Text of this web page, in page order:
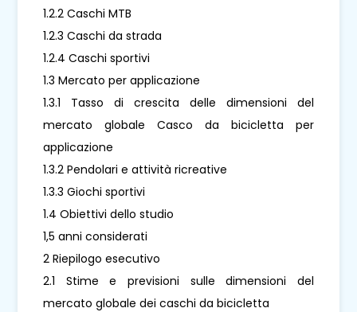
1.2.2 Caschi MTB
1.2.3 Caschi da strada
1.2.4 Caschi sportivi
1.3 Mercato per applicazione
1.3.1 Tasso di crescita delle dimensioni del
mercato globale Casco da bicicletta per
applicazione
1.3.2 Pendolari e attività ricreative
1.3.3 Giochi sportivi
1.4 Obiettivi dello studio
1,5 anni considerati
2 Riepilogo esecutivo
2.1 Stime e previsioni sulle dimensioni del
mercato globale dei caschi da bicicletta